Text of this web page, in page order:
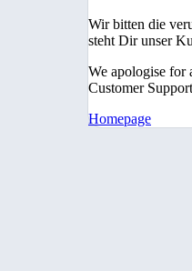
Wir bitten die
steht Dir unser
We apologise for
Customer
Homepage